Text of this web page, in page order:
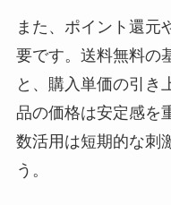
また、ポイント還元
要です。送料無料の
と、購入単価の引き
品の価格は安定感を
数活用は短期的な刺
う。